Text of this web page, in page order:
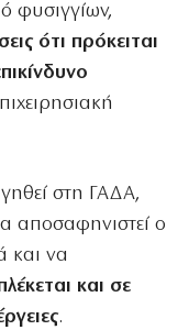
φυσιγγίων,
ότι πρόκειται
στη ΓΑΔΑ,
αποσαφηνιστεί ο
και να
και σε
.